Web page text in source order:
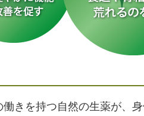
働きを持つ自然の生薬が、